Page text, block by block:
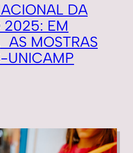
DA
2025: EM
AS MOSTRAS
UNICAMP